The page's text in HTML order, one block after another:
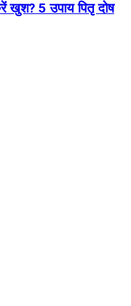
खुश? 5 उपाय पितृ दोष